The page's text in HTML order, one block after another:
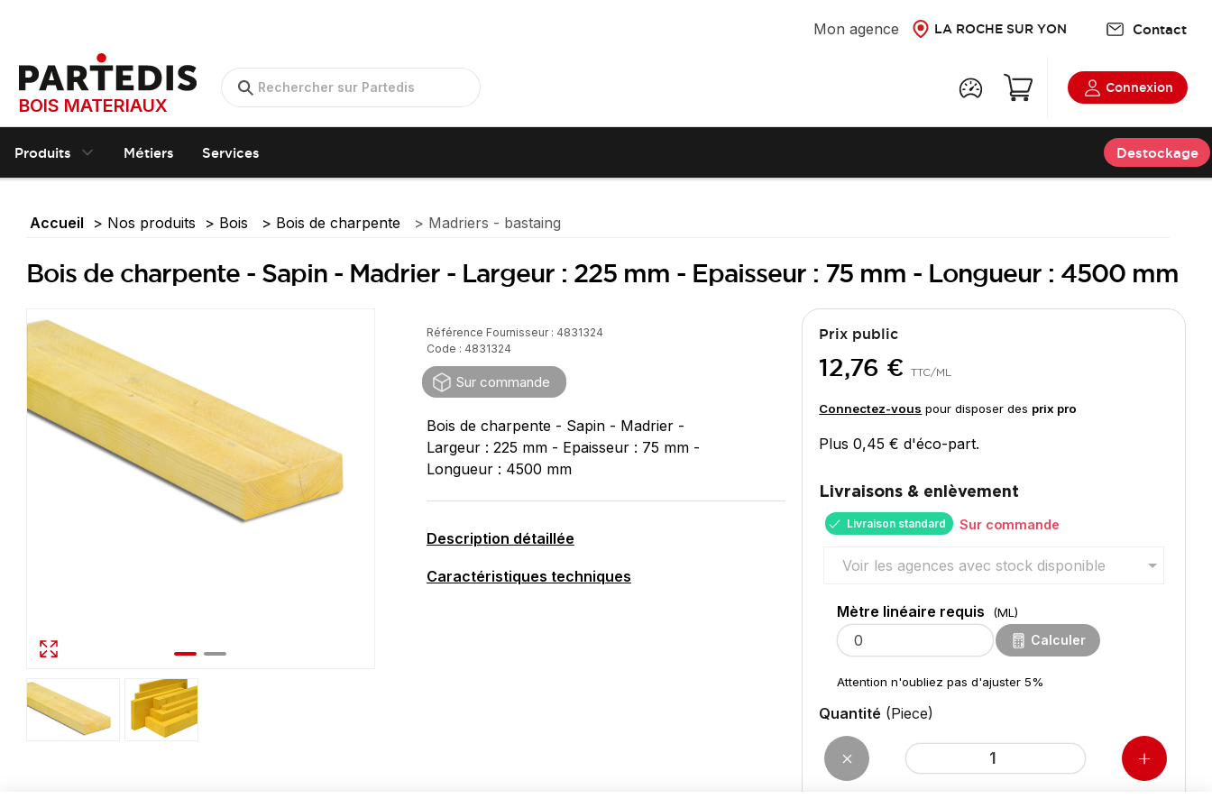
Mon agence LA ROCHE SUR YON Contact
BOIS MATERIAUX
Connexion
Produits Métiers Services Destockage
Accueil Nos produits Bois Bois de charpente Madriers - bastaing
Bois de charpente - Sapin - Madrier - Largeur : 225 mm - Epaisseur : 75 mm - Longueur : 4500 mm
Référence Fournisseur : 4831324
Code : 4831324
Sur commande
Bois de charpente - Sapin - Madrier -
Largeur : 225 mm - Epaisseur : 75 mm -
Longueur : 4500 mm
Description détaillée
Caractéristiques techniques
Prix public
12,76 € TTC/ML
Connectez-vous pour disposer des prix pro
Plus 0,45 € d'éco-part.
Livraisons & enlèvement
Livraison standard Sur commande
Mètre linéaire requis (ML)
Calculer
Attention n'oubliez pas d'ajuster 5%
Quantité (Piece)